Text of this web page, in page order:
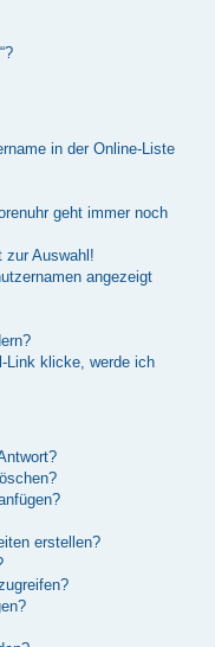
in der Online-Liste
geht immer noch
zur Auswahl!
angezeigt
Link klicke, werde ich
erstellen?